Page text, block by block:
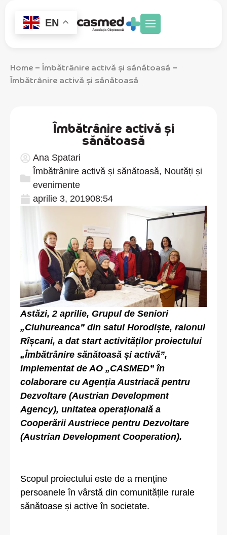
EN
Home –Îmbătrânire activă și sănătoasă –
Îmbătrânire activă și sănătoasă
Îmbătrânire activă și
sănătoasă
Ana Spatari
Îmbătrânire activă și sănătoasă, Noutăți și
evenimente
aprilie 3, 201908:54
Astăzi, 2 aprilie, Grupul de Seniori
„Ciuhureanca” din satul Horodiște, raionul
Rîșcani, a dat start activităților proiectului
„Îmbătrânire sănătoasă și activă”,
implementat de AO „CASMED” în
colaborare cu Agenția Austriacă pentru
Dezvoltare (Austrian Development
Agency), unitatea operațională a
Cooperării Austriece pentru Dezvoltare
(Austrian Development Cooperation).
Scopul proiectului este de a menține
persoanele în vârstă din comunitățile rurale
sănătoase și active în societate.